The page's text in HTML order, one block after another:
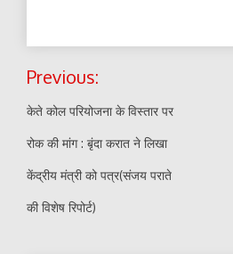
Post
navigation
Previous:
केते कोल परियोजना के विस्तार पर
रोक की मांग : बृंदा करात ने लिखा
केंद्रीय मंत्री को पत्र(संजय पराते
की विशेष रिपोर्ट)